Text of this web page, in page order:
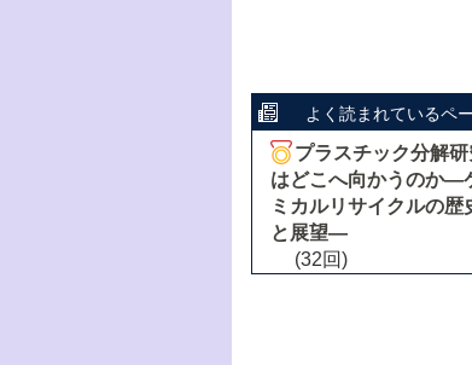
よく読まれているペ
プラスチック分解研
はどこへ向かうのか―
ミカルリサイクルの歴
と展望―
(32回)